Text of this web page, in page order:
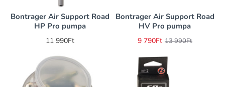
Bontrager Air Support Road
HP Pro pumpa
11 990Ft
-30%
Bontrager Air Support Road
HV Pro pumpa
9 790Ft 13 990Ft